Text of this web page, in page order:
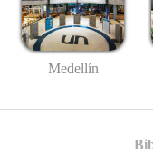
Medellín